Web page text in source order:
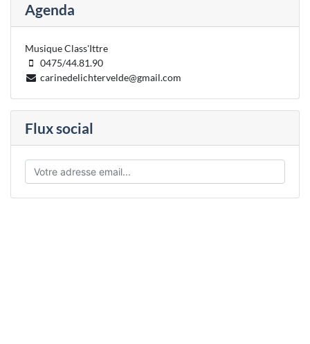
Agenda
Musique Class'Ittre
0475/44.81.90
carinedelichtervelde@gmail.com
Flux social